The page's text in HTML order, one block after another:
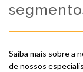
Saiba mais sobre a
de nossos